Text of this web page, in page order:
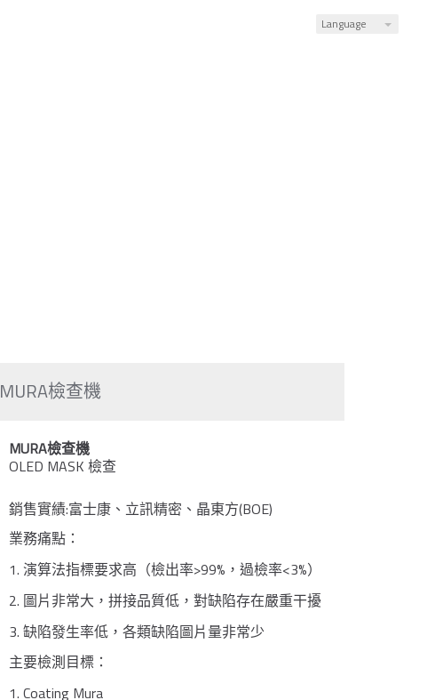
Language
MURA檢查機
MURA檢查機
OLED MASK 檢查
銷售實績:富士康、立訊精密、晶東方(BOE)
業務痛點：
1.演算法指標要求高（檢出率>99% ，過檢率<3%）
2. 圖片非常大，拼接品質低，對缺陷存在嚴重干擾
3.缺陷發生率低，各類缺陷圖片量非常少
主要檢測目標：
1. Coating Mura